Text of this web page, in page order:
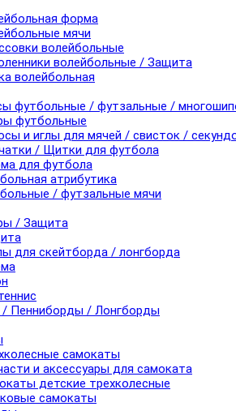
форма
мячи
волейбольные
волейбольные / Защита
волейбольная
футбольные / футзальные /
футбольные
и иглы для мячей / свисток /
/ Щитки для футбола
для футбола
атрибутика
/ футзальные мячи
/ Защита
для скейтборда / лонгборда
/ Пенниборды / Лонгборды
самокаты
и аксессуары для самоката
детские трехколесные
самокаты